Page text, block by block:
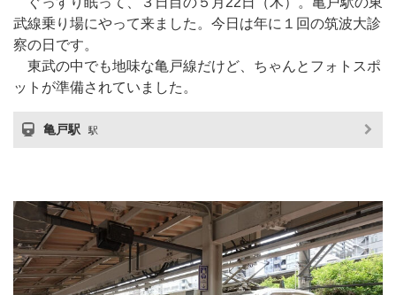
武線乗り場にやって来ました。今日は年に１回の筑波大診
察の日です。
東武の中でも地味な亀戸線だけど、ちゃんとフォトスポ
ットが準備されていました。
亀戸駅 駅